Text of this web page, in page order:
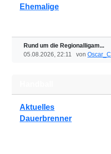
Ehemalige
Rund um die Regionalligam...
05.08.2026, 22:11 von Oscar_C
Aktuelles
Dauerbrenner